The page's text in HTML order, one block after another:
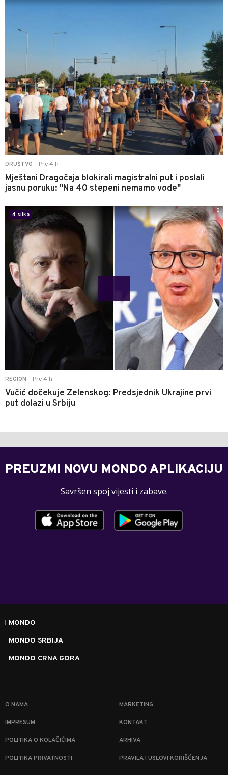
DRUŠTVO Pre 4 h
Mještani Dragočaja blokirali magistralni put i poslali
jasnu poruku: "Na 40 stepeni nemamo vode"
REGION Pre 4 h
Vučić dočekuje Zelenskog: Predsjednik Ukrajine prvi
put dolazi u Srbiju
4 slika
0
PREUZMI NOVU MONDO APLIKACIJU
Savršen spoj vijesti i zabave.
MONDO
MONDO SRBIJA
MONDO CRNA GORA
O NAMA MARKETING
IMPRESUM KONTAKT
POLITIKA O KOLAČIĆIMA ARHIVA
POLITIKA PRIVATNOSTI PRAVILA I USLOVI KORIŠĆENJA